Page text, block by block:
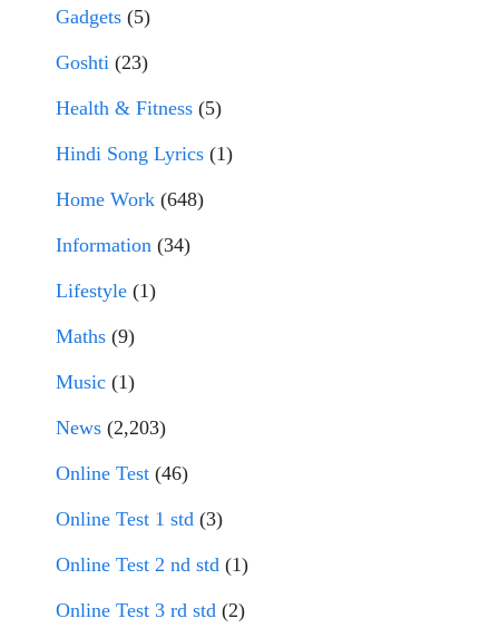
Gadgets (5)
Goshti (23)
Health & Fitness (5)
Hindi Song Lyrics (1)
Home Work (648)
Information (34)
Lifestyle (1)
Maths (9)
Music (1)
News (2,203)
Online Test (46)
Online Test 1 std (3)
Online Test 2 nd std (1)
Online Test 3 rd std (2)